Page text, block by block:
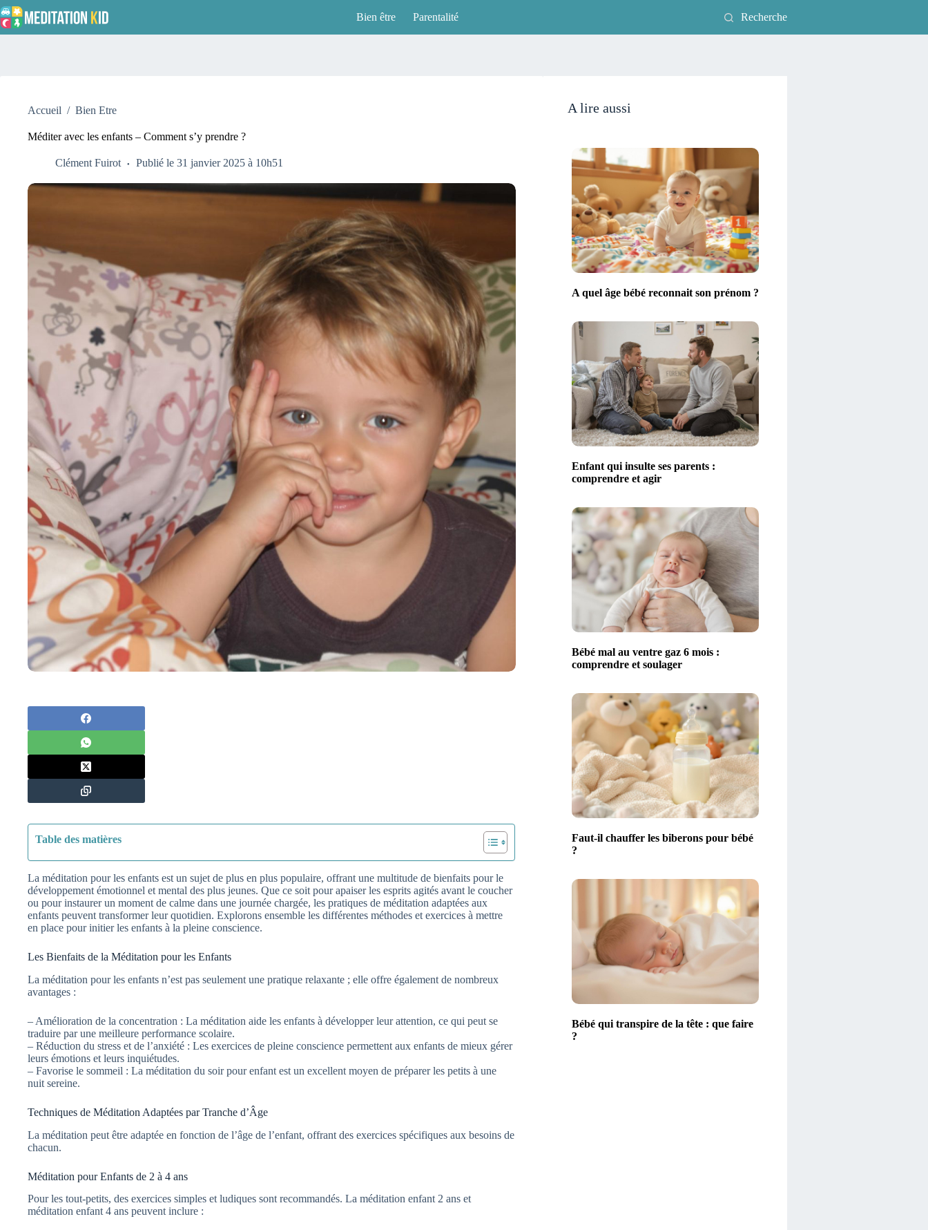
Passer
au
contenu
Bien être Parentalité Recherche
Accueil / Bien Etre
Méditer avec les enfants – Comment s’y prendre ?
Clément Fuirot Publié le 31 janvier 2025 à 10h51
Table des matières
La méditation pour les enfants est un sujet de plus en plus populaire, offrant une multitude de bienfaits pour le
développement émotionnel et mental des plus jeunes. Que ce soit pour apaiser les esprits agités avant le coucher
ou pour instaurer un moment de calme dans une journée chargée, les pratiques de méditation adaptées aux
enfants peuvent transformer leur quotidien. Explorons ensemble les différentes méthodes et exercices à mettre
en place pour initier les enfants à la pleine conscience.
Les Bienfaits de la Méditation pour les Enfants
La méditation pour les enfants n’est pas seulement une pratique relaxante ; elle offre également de nombreux
avantages :
– Amélioration de la concentration : La méditation aide les enfants à développer leur attention, ce qui peut se
traduire par une meilleure performance scolaire.
– Réduction du stress et de l’anxiété : Les exercices de pleine conscience permettent aux enfants de mieux gérer
leurs émotions et leurs inquiétudes.
– Favorise le sommeil : La méditation du soir pour enfant est un excellent moyen de préparer les petits à une
nuit sereine.
Techniques de Méditation Adaptées par Tranche d’Âge
La méditation peut être adaptée en fonction de l’âge de l’enfant, offrant des exercices spécifiques aux besoins de
chacun.
Méditation pour Enfants de 2 à 4 ans
Pour les tout-petits, des exercices simples et ludiques sont recommandés. La méditation enfant 2 ans et
méditation enfant 4 ans peuvent inclure :
A lire aussi
A quel âge bébé reconnait son prénom ?
Enfant qui insulte ses parents :
comprendre et agir
Bébé mal au ventre gaz 6 mois :
comprendre et soulager
Faut-il chauffer les biberons pour bébé
?
Bébé qui transpire de la tête : que faire
?